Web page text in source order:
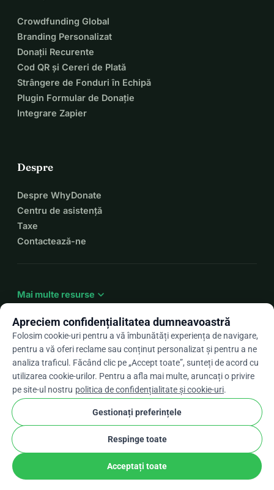
Crowdfunding Global
Branding Personalizat
Donații Recurente
Cod QR și Cereri de Plată
Strângere de Fonduri în Echipă
Plugin Formular de Donație
Integrare Zapier
Despre
Despre WhyDonate
Centru de asistență
Taxe
Contactează-ne
Mai multe resurse expand_more
Roarrow_drop_down
★★★★★4,9 / 5 pe baza a peste 500 de recenzii
WhyDonate
Confidențialitate și cookie-uri
Termeni și condiții
Setările pentru cookie-uri
stripe checkPartener Verificat
Apreciem confidențialitatea dumneavoastră
Folosim cookie-uri pentru a vă îmbunătăți experiența de navigare,
pentru a vă oferi reclame sau conținut personalizat și pentru a ne
analiza traficul. Făcând clic pe „Accept toate”, sunteți de acord cu
utilizarea cookie-urilor. Pentru a afla mai multe, aruncați o privire
pe site-ul nostru politica de confidențialitate și cookie-uri.
Gestionați preferințele
Respinge toate
Acceptați toate